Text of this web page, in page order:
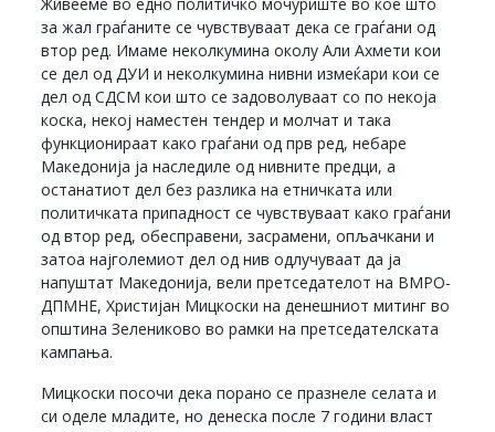
за жал граѓаните се чувствуваат дека се граѓани од
втор ред. Имаме неколкумина околу Али Ахмети кои
се дел од ДУИ и неколкумина нивни измеќари кои се
дел од СДСМ кои што се задоволуваат со по некоја
коска, некој наместен тендер и молчат и така
функционираат како граѓани од прв ред, небаре
Македонија ја наследиле од нивните предци, а
останатиот дел без разлика на етничката или
политичката припадност се чувствуваат како граѓани
од втор ред, обесправени, засрамени, опљачкани и
затоа најголемиот дел од нив одлучуваат да ја
напуштат Македонија, вели претседателот на ВМРО-
ДПМНЕ, Христијан Мицкоски на денешниот митинг во
општина Зелениково во рамки на претседателската
кампања.
Мицкоски посочи дека порано се празнеле селата и
си оделе младите, но денеска после 7 години власт